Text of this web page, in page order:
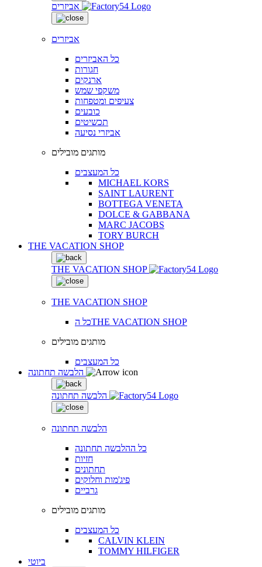
אביזרים
אביזרים
כל האביזרים
חגורות
ארנקים
משקפי שמש
צעיפים ומטפחות
כובעים
תכשיטים
אביזרי נסיעה
מותגים מובילים
כל המעצבים
MICHAEL KORS
SAINT LAURENT
BOTTEGA VENETA
DOLCE & GABBANA
MARC JACOBS
TORY BURCH
THE VACATION SHOP
THE VACATION SHOP
THE VACATION SHOP
כל הTHE VACATION SHOP
מותגים מובילים
כל המעצבים
הלבשה תחתונה
הלבשה תחתונה
כל ההלבשה תחתונה
חזיות
תחתונים
פיג'מות וחלוקים
גרביים
מותגים מובילים
כל המעצבים
CALVIN KLEIN
TOMMY HILFIGER
ביוטי